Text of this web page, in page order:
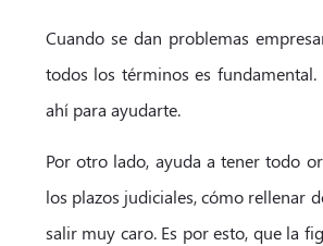
Cuando se dan problemas
todos los términos es fundamental.
ahí para ayudarte.
Por otro lado, ayuda a tener todo
los plazos judiciales, cómo rellenar
salir muy caro. Es por esto, que la